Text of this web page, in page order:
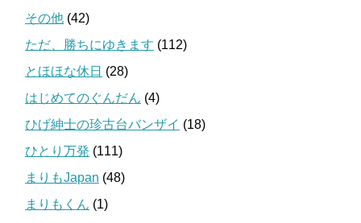
その他 (42)
ただ、勝ちにゆきます (112)
とほほな休日 (28)
はじめてのぐんだん (4)
ひげ紳士の珍古台バンザイ (18)
ひとり万発 (111)
まりもJapan (48)
まりもくん (1)